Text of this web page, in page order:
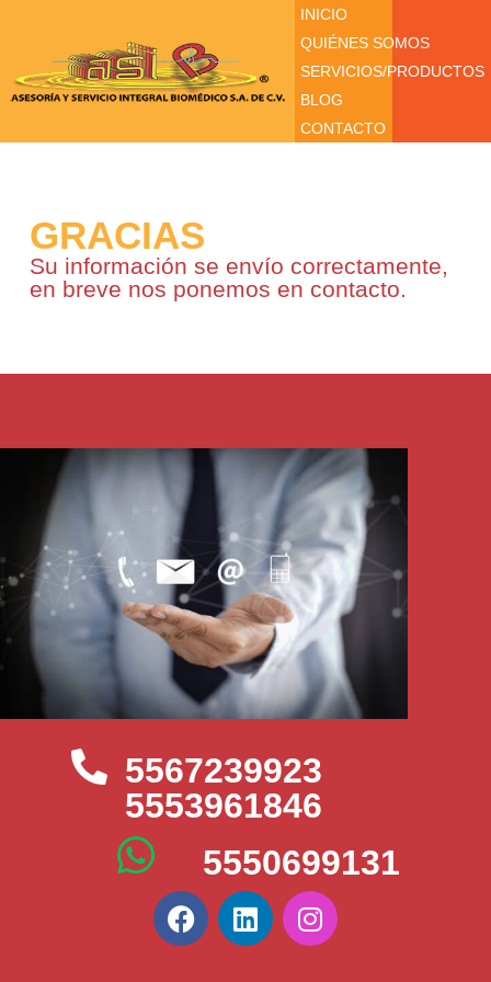
INICIO
QUIÉNES SOMOS
SERVICIOS/PRODUCTOS
BLOG
CONTACTO
GRACIAS
Su información se envío correctamente,
en breve nos ponemos en contacto.
5567239923
5553961846
5550699131